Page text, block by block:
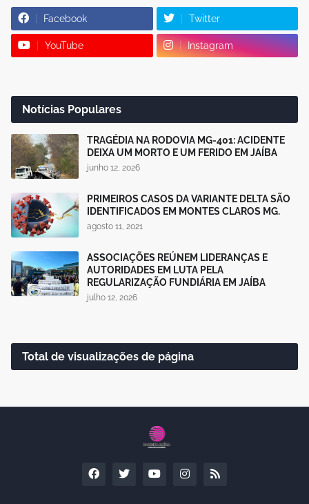
Facebook Twitter
YouTube Instagram
Notícias Populares
TRAGÉDIA NA RODOVIA MG-401: ACIDENTE
DEIXA UM MORTO E UM FERIDO EM JAÍBA
junho 12, 2026
PRIMEIROS CASOS DA VARIANTE DELTA SÃO
IDENTIFICADOS EM MONTES CLAROS MG.
agosto 11, 2021
ASSOCIAÇÕES REÚNEM LIDERANÇAS E
AUTORIDADES EM LUTA PELA
REGULARIZAÇÃO FUNDIÁRIA EM JAÍBA
julho 12, 2026
Total de visualizações de página